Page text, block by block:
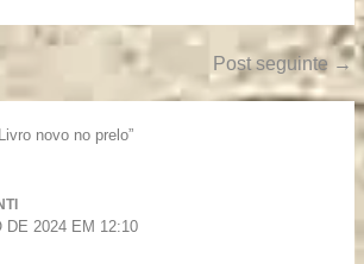
Post seguinte →
novo no prelo”
DE 2024 EM 12:10